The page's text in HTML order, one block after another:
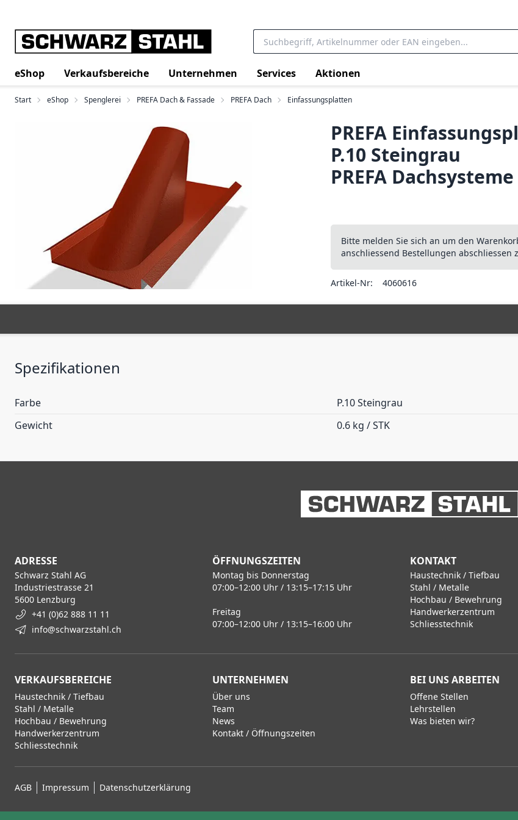
eShop Verkaufsbereiche Unternehmen Services Aktionen
Start eShop Spenglerei PREFA Dach & Fassade PREFA Dach Einfassungsplatten
PREFA
P.10 Steingrau
PREFA Dachsysteme
Bitte melden Sie sich an um den
anschliessend Bestellungen abschliessen
Artikel-Nr: 4060616
Spezifikationen
Farbe
P.10 Steingrau
Gewicht
0.6 kg / STK
ADRESSE
Schwarz Stahl AG
Industriestrasse 21
5600 Lenzburg
+41 (0)62 888 11 11
info@schwarzstahl.ch
ÖFFNUNGSZEITEN
Montag bis Donnerstag
07:00–12:00 Uhr / 13:15–17:15 Uhr
Freitag
07:00–12:00 Uhr / 13:15–16:00 Uhr
KONTAKT
Haustechnik / Tiefbau
Stahl / Metalle
Hochbau / Bewehrung
Handwerkerzentrum
Schliesstechnik
VERKAUFSBEREICHE
Haustechnik / Tiefbau
Stahl / Metalle
Hochbau / Bewehrung
Handwerkerzentrum
Schliesstechnik
UNTERNEHMEN
Über uns
Team
News
Kontakt / Öffnungszeiten
BEI UNS ARBEITEN
Offene Stellen
Lehrstellen
Was bieten wir?
AGB Impressum Datenschutzerklärung